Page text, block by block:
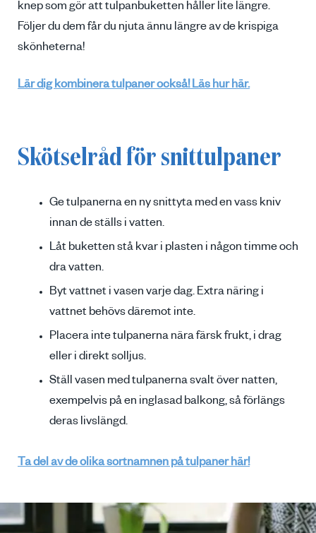
knep som gör att tulpanbuketten håller lite längre.
Följer du dem får du njuta ännu längre av de krispiga
skönheterna!
Lär dig kombinera tulpaner också! Läs hur här.
Skötselråd för snittulpaner
Ge tulpanerna en ny snittyta med en vass kniv
innan de ställs i vatten.
Låt buketten stå kvar i plasten i någon timme och
dra vatten.
Byt vattnet i vasen varje dag. Extra näring i
vattnet behövs däremot inte.
Placera inte tulpanerna nära färsk frukt, i drag
eller i direkt solljus.
Ställ vasen med tulpanerna svalt över natten,
exempelvis på en inglasad balkong, så förlängs
deras livslängd.
Ta del av de olika sortnamnen på tulpaner här!